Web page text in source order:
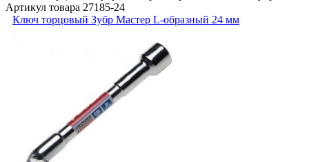
Артикул товара 27185-24
Ключ торцовый Зубр Мастер L-образный 24 мм